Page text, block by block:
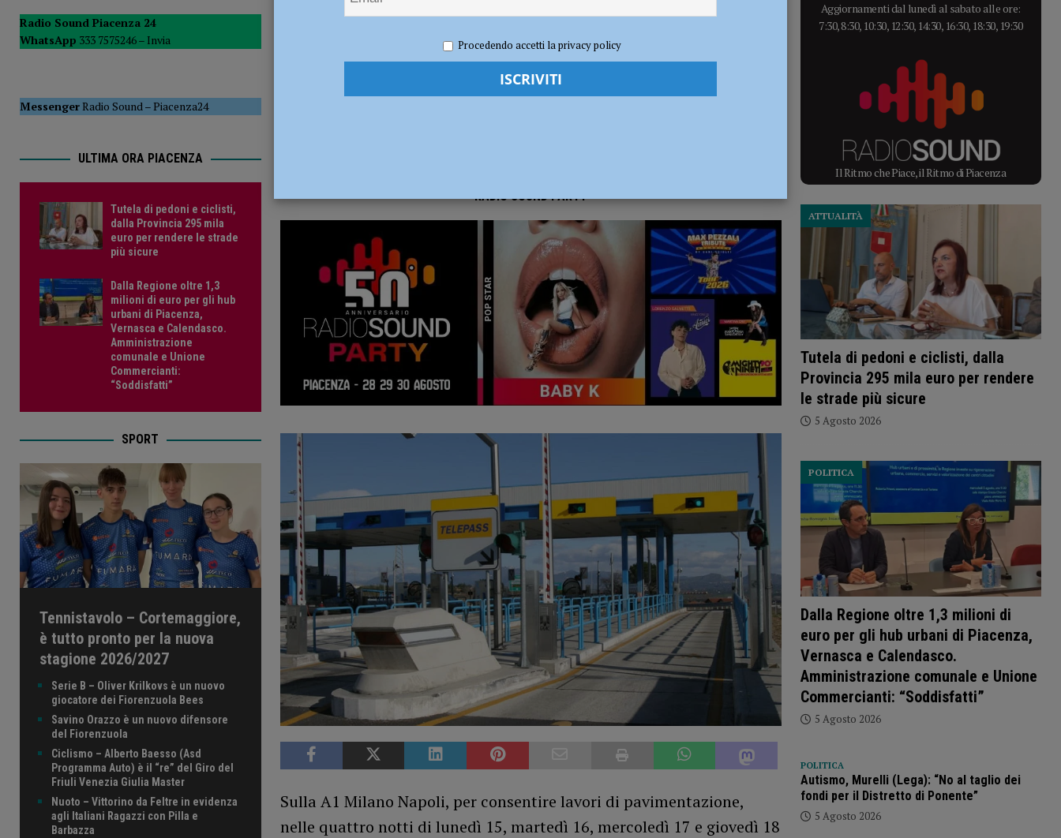
del Consiglio POLITICA
[ 5 Agosto 2026 ] Tutela di pedoni e ciclisti, dalla Provincia 295 mila euro per rendere le strade più sicure ATTUALITÀ
RADIO SOUND PARTY
Sulla A1 Milano Napoli, per consentire lavori di pavimentazione,
nelle quattro notti di lunedì 15, martedì 16, mercoledì 17 e giovedì 18
Radio Sound Piacenza 24
WhatsApp 333 7575246 – Invia
MessengerRadio Sound–Piacenza24
ULTIMA ORA PIACENZA
Tutela di pedoni e ciclisti,
dalla Provincia 295 mila
euro per rendere le strade
più sicure
Dalla Regione oltre 1,3
milioni di euro per gli hub
urbani di Piacenza,
Vernasca e Calendasco.
Amministrazione
comunale e Unione
Commercianti:
“Soddisfatti”
SPORT
Tennistavolo – Cortemaggiore,
è tutto pronto per la nuova
stagione 2026/2027
Serie B – Oliver Krilkovs è un nuovo
giocatore dei Fiorenzuola Bees
Savino Orazzo è un nuovo difensore
del Fiorenzuola
Ciclismo – Alberto Baesso (Asd
Programma Auto) è il “re” del Giro del
Friuli Venezia Giulia Master
Nuoto – Vittorino da Feltre in evidenza
agli Italiani Ragazzi con Pilla e
Barbazza
Aggiornamenti dal lunedì al sabato alle ore:
7:30, 8:30, 10:30, 12:30, 14:30, 16:30, 18:30, 19:30
Il Ritmo che Piace, il Ritmo di Piacenza
Tutela di pedoni e ciclisti, dalla
Provincia 295 mila euro per rendere
le strade più sicure
ATTUALITÀ
5 Agosto 2026
Dalla Regione oltre 1,3 milioni di
euro per gli hub urbani di Piacenza,
Vernasca e Calendasco.
Amministrazione comunale e Unione
Commercianti: “Soddisfatti”
POLITICA
5 Agosto 2026
POLITICA
Autismo, Murelli (Lega): “No al taglio dei
fondi per il Distretto di Ponente”
5 Agosto 2026
Procedendo accetti la privacy policy